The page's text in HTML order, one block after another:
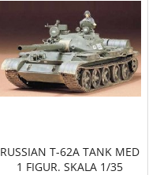
RUSSIAN T-62A TANK MED
1 FIGUR. SKALA 1/35